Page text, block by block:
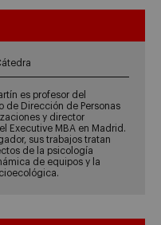
es profesor del
de Dirección de Personas
y director
Executive MBA en Madrid.
sus trabajos tratan
de la psicología
de equipos y la